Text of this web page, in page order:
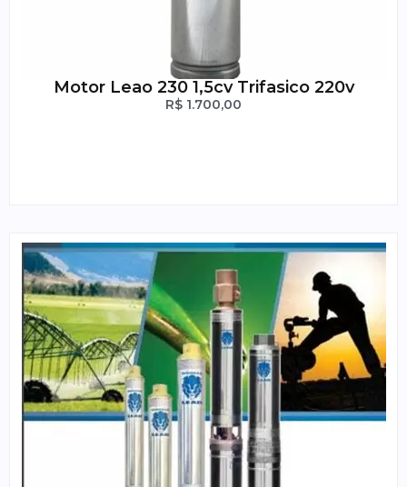
Motor Leao 230 1,5cv Trifasico 220v
R$ 1.700,00